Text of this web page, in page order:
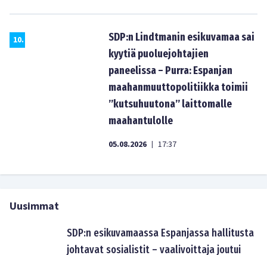
10.
SDP:n Lindtmanin esikuvamaa sai
kyytiä puoluejohtajien
paneelissa – Purra: Espanjan
maahanmuuttopolitiikka toimii
”kutsuhuutona” laittomalle
maahantulolle
05.08.2026 | 17:37
Uusimmat
SDP:n esikuvamaassa Espanjassa hallitusta
johtavat sosialistit – vaalivoittaja joutui